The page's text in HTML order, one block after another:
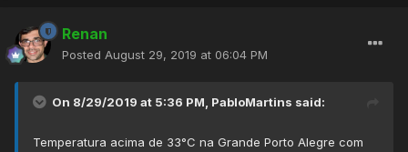
Renan
Posted August 29, 2019 at 06:04 PM
On 8/29/2019 at 5:36 PM, PabloMartins said:
Temperatura acima de 33°C na Grande Porto Alegre com